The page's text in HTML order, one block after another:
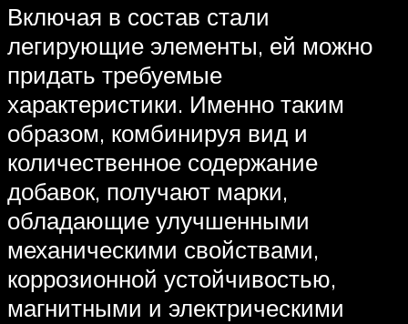
Включая в состав стали
легирующие элементы, ей можно
придать требуемые
характеристики. Именно таким
образом, комбинируя вид и
количественное содержание
добавок, получают марки,
обладающие улучшенными
механическими свойствами,
коррозионной устойчивостью,
магнитными и электрическими